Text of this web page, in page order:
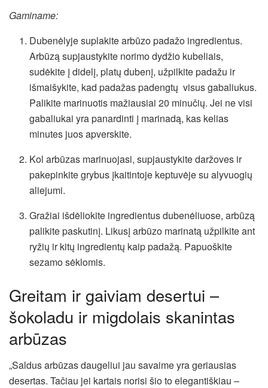
Gaminame:
Dubenėlyje suplakite arbūzo padažo ingredientus.
Arbūzą supjaustykite norimo dydžio kubeliais,
sudėkite į didelį, platų dubenį, užpilkite padažu ir
išmaišykite, kad padažas padengtų visus gabaliukus.
Palikite marinuotis mažiausiai 20 minučių. Jei ne visi
gabaliukai yra panardinti į marinadą, kas kelias
minutes juos apverskite.
Kol arbūzas marinuojasi, supjaustykite daržoves ir
pakepinkite grybus įkaitintoje keptuvėje su alyvuogių
aliejumi.
Gražiai išdėliokite ingredientus dubenėliuose, arbūzą
palikite paskutinį. Likusį arbūzo marinatą užpilkite ant
ryžių ir kitų ingredientų kaip padažą. Papuoškite
sezamo sėklomis.
Greitam ir gaiviam desertui –
šokoladu ir migdolais skanintas
arbūzas
„Saldus arbūzas daugeliui jau savaime yra geriausias
desertas. Tačiau jei kartais norisi šio to elegantiškiau –